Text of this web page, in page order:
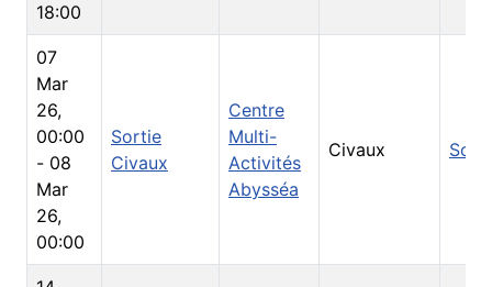
18:00
07
Mar
26,
00:00
- 08
Mar
26,
00:00
Sortie
Civaux
Centre
Multi-
Activités
Abysséa
Civaux